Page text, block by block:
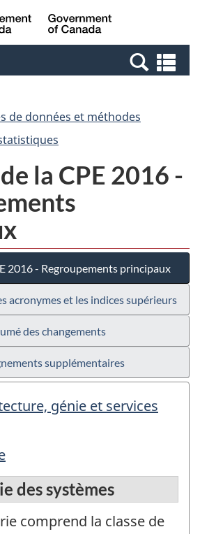
Passer
au
Passer
à
Canada
et
de données et méthodes
la CPE 2016 -
2016 - Regroupements principaux
acronymes et les indices supérieurs
des changements
supplémentaires
génie et services
des systèmes
comprend la classe de